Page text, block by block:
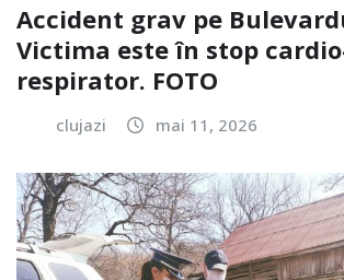
Accident grav pe
Victima este în stop
respirator. FOTO
clujazi mai 11, 2026